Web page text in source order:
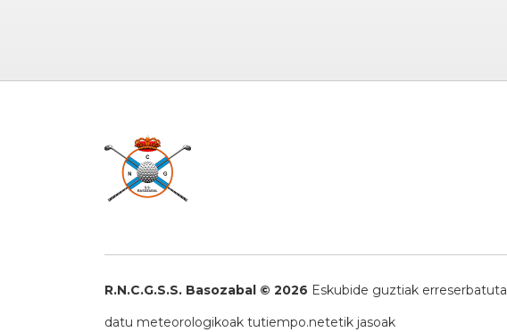
R.N.C.G.S.S. Basozabal © 2026 Eskubide guztiak erreserbatuta
datu meteorologikoak tutiempo.netetik jasoak